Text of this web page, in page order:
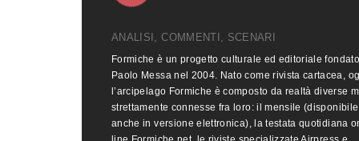
ANALISI, COMMENTI, SCENARI
Formiche è un progetto culturale ed editoriale
Paolo Messa nel 2004. Nato come rivista cartacea,
l’arcipelago Formiche è composto da realtà diverse
strettamente connesse fra loro: il mensile (disponibile
anche in versione elettronica), la testata quotidiana